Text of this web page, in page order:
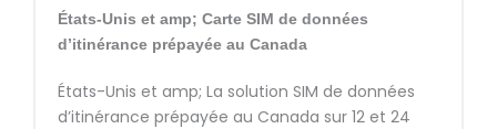
États-Unis et amp; Carte SIM de données
d’itinérance prépayée au Canada
États-Unis et amp; La solution SIM de données
d’itinérance prépayée au Canada sur 12 et 24